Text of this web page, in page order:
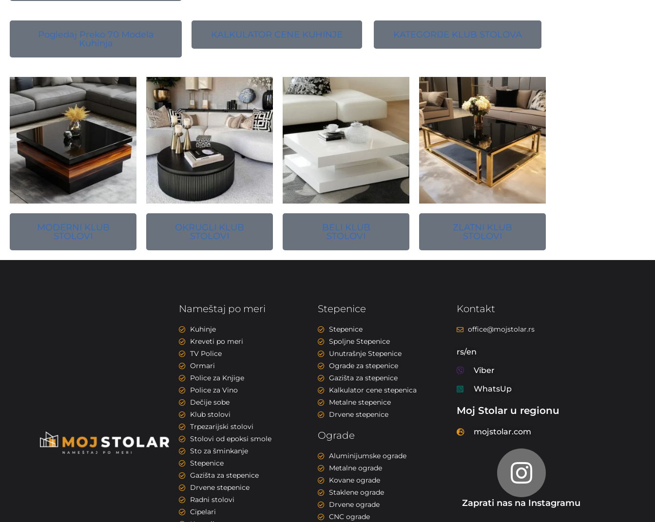
Pogledaj Preko 70 Modela
Kuhinja
KALKULATOR CENE KUHINJE KATEGORIJE KLUB STOLOVA
MODERNI KLUB
STOLOVI
OKRUGLI KLUB
STOLOVI
BELI KLUB
STOLOVI
ZLATNI KLUB
STOLOVI
Nameštaj po meri
Kuhinje
Kreveti po meri
TV Police
Ormari
Police za Knjige
Police za Vino
Dečije sobe
Klub stolovi
Trpezarijski stolovi
Stolovi od epoksi smole
Sto za šminkanje
Stepenice
Gazišta za stepenice
Drvene stepenice
Radni stolovi
Cipelari
Stepenice
Stepenice
Spoljne Stepenice
Unutrašnje Stepenice
Ograde za stepenice
Gazišta za stepenice
Kalkulator cene stepenica
Metalne stepenice
Drvene stepenice
Ograde
Aluminijumske ograde
Metalne ograde
Kovane ograde
Staklene ograde
Drvene ograde
CNC ograde
Kontakt
office@mojstolar.rs
rs/en
Viber
WhatsUp
Moj Stolar u regionu
mojstolar.com
Zaprati nas na Instagramu